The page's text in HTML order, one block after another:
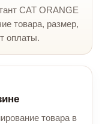
CAT ORANGE
товара, размер,
оплаты.
товара в